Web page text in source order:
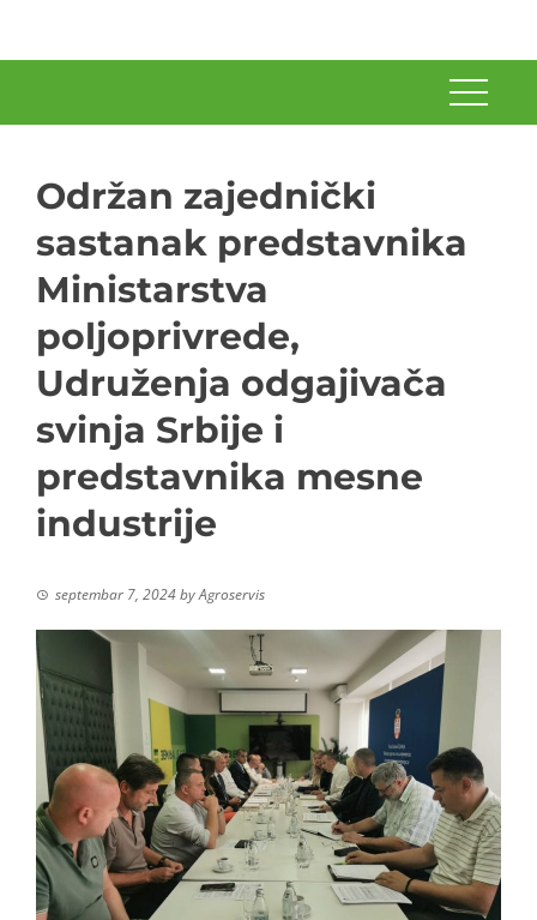
Održan zajednički
sastanak predstavnika
Ministarstva
poljoprivrede,
Udruženja odgajivača
svinja Srbije i
predstavnika mesne
industrije
septembar 7, 2024byAgroservis